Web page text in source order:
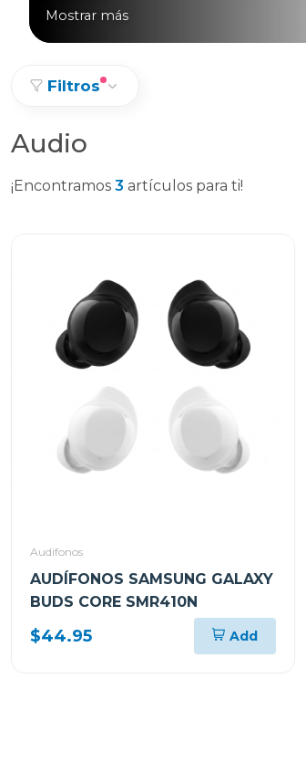
Mostrar más
Filtros
Audio
¡Encontramos 3 artículos para ti!
Audifonos
AUDÍFONOS SAMSUNG GALAXY
BUDS CORE SMR410N
$44.95 Add